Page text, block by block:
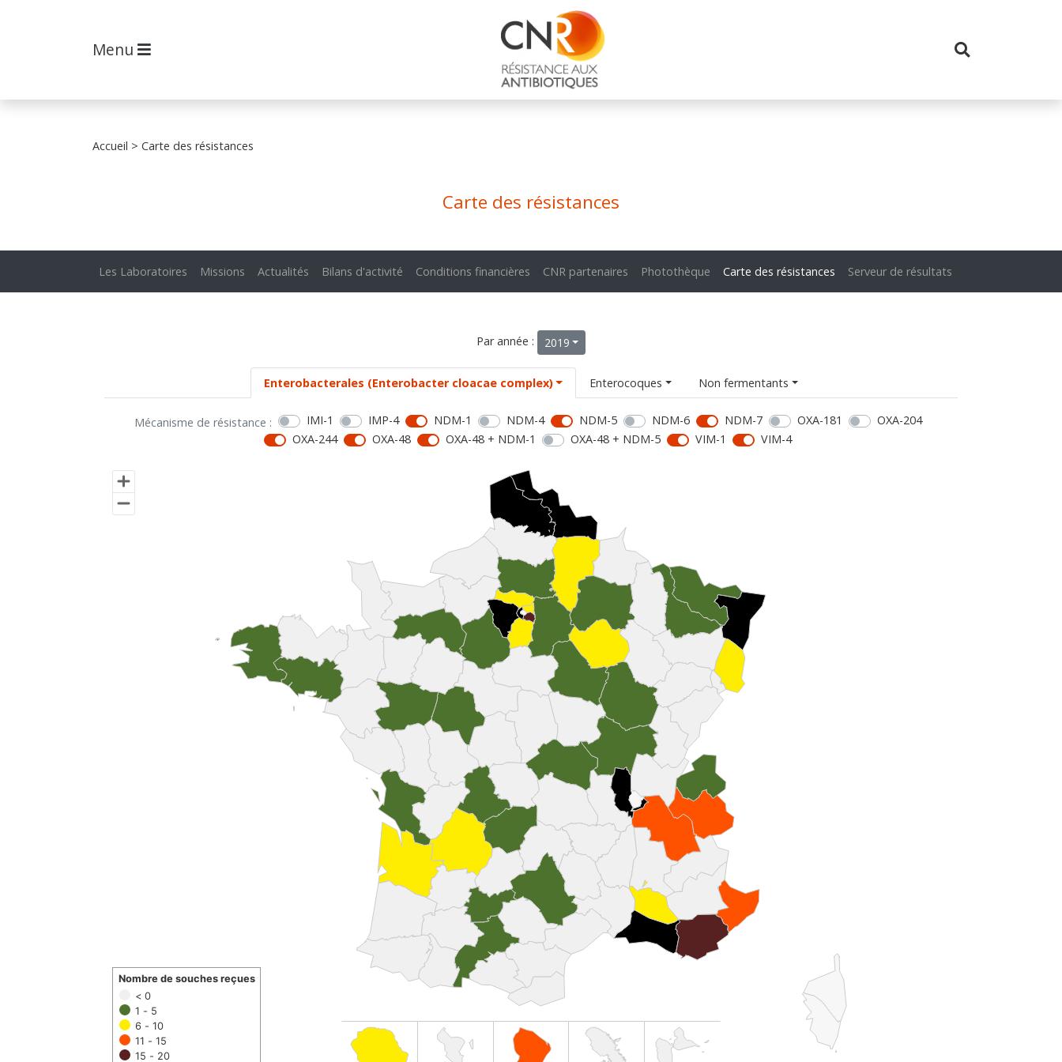
Menu
Accueil > Carte des résistances
Carte des résistances
Les Laboratoires Missions Actualités Bilans d'activité Conditions financières CNR partenaires Photothèque Carte des résistances Serveur de résultats
Par année : 2019
Enterobacterales (Enterobacter cloacae complex) Enterocoques Non fermentants
Mécanisme de résistance : IMI-1 IMP-4 NDM-1 NDM-4 NDM-5 NDM-6 NDM-7 OXA-181
OXA-204
OXA-244
OXA-48 OXA-48 + NDM-1 OXA-48 + NDM-5 VIM-1 VIM-4
< 0
1 - 5
6 - 10
11 - 15
15 - 20
Nombre de souches reçues